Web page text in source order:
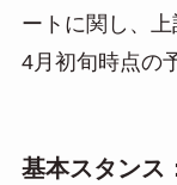
ートに関し、
4月初旬時点の
基本スタンス